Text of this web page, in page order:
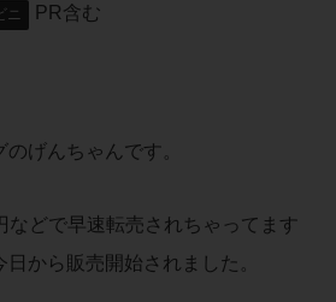
ニ PR含む
げんちゃんです。
などで早速転売されちゃってます
から販売開始されました。